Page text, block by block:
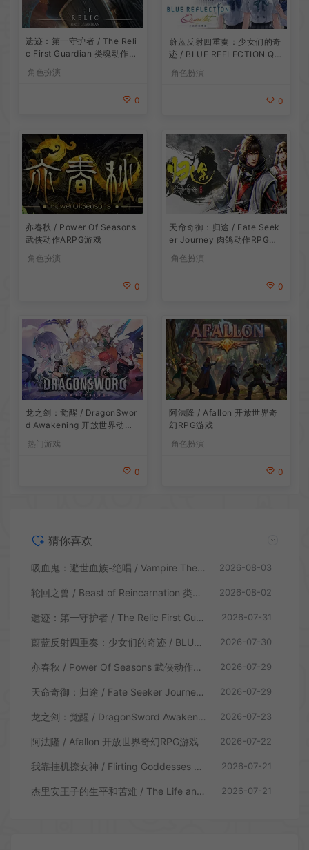
遗迹：第一守护者 / The Reli
c First Guardian 类魂动作R
PG游戏
角色扮演
0
蔚蓝反射四重奏：少女们的奇
迹 / BLUE REFLECTION Qu
角色扮演
0
亦春秋 / Power Of Seasons
武侠动作ARPG游戏
角色扮演
0
天命奇御：归途 / Fate Seek
er Journey 肉鸽动作RPG游
角色扮演
0
龙之剑：觉醒 / DragonSwor
d Awakening 开放世界动作R
热门游戏
0
阿法隆 / Afallon 开放世界奇
幻RPG游戏
角色扮演
0
猜你喜欢
吸血鬼：避世血族-绝唱 / Vampire The Masquerade Swansong 2026-08-03
轮回之兽 / Beast of Reincarnation 类魂硬核动作RPG游戏 2026-08-02
遗迹：第一守护者 / The Relic First Guardian 类魂动作RPG游戏 2026-07-31
蔚蓝反射四重奏：少女们的奇迹 / BLUE REFLECTION Quartet 卡通回合制RPG游戏 2026-07-30
亦春秋 / Power Of Seasons 武侠动作ARPG游戏 2026-07-29
天命奇御：归途 / Fate Seeker Journey 肉鸽动作RPG游戏 2026-07-29
龙之剑：觉醒 / DragonSword Awakening 开放世界动作RPG游戏 2026-07-23
阿法隆 / Afallon 开放世界奇幻RPG游戏 2026-07-22
我靠挂机撩女神 / Flirting Goddesses by AFK 休闲放置RPG游戏 2026-07-21
杰里安王子的生平和苦难 / The Life and Suffering of Prince Jerian 剧情向RPG游戏 2026-07-21